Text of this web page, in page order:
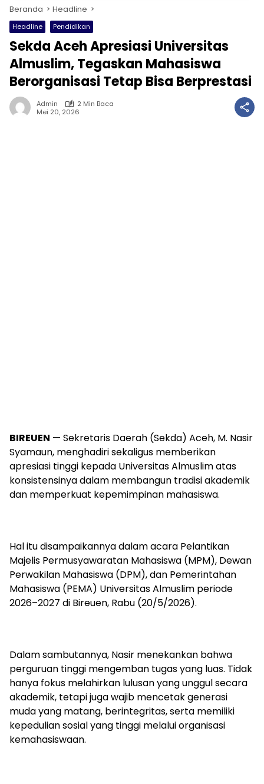
Beranda Headline
Headline Pendidikan
Sekda Aceh Apresiasi Universitas
Almuslim, Tegaskan Mahasiswa
Berorganisasi Tetap Bisa Berprestasi
Admin
2 Min Baca
Mei 20, 2026
BIREUEN — Sekretaris Daerah (Sekda) Aceh, M. Nasir
Syamaun, menghadiri sekaligus memberikan
apresiasi tinggi kepada Universitas Almuslim atas
konsistensinya dalam membangun tradisi akademik
dan memperkuat kepemimpinan mahasiswa.
Hal itu disampaikannya dalam acara Pelantikan
Majelis Permusyawaratan Mahasiswa (MPM), Dewan
Perwakilan Mahasiswa (DPM), dan Pemerintahan
Mahasiswa (PEMA) Universitas Almuslim periode
2026–2027 di Bireuen, Rabu (20/5/2026).
​Dalam sambutannya, Nasir menekankan bahwa
perguruan tinggi mengemban tugas yang luas. Tidak
hanya fokus melahirkan lulusan yang unggul secara
akademik, tetapi juga wajib mencetak generasi
muda yang matang, berintegritas, serta memiliki
kepedulian sosial yang tinggi melalui organisasi
kemahasiswaan.